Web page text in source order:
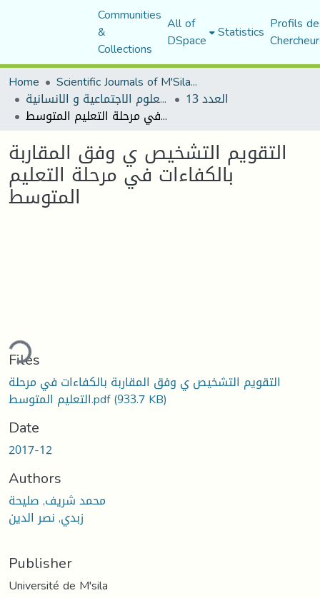
Communities
&
Collections
All of
DSpace Statistics Profils
Home
Scientific Journals of M'Sila University
مجلة العلوم الاجتماعية و الانسانية العدد 13
التقويم التشخيص ي وفق المقاربة بالكفاءات في مرحلة التعليم المتوسط
التقويم التشخيص ي وفق المقاربة
بالكفاءات في مرحلة التعليم
المتوسط
Files
التقويم التشخيص ي وفق المقاربة بالكفاءات في مرحلة
التعليم المتوسط.pdf(933.7 KB)
Date
2017-12
Authors
محمد شريف, صليحة
زبدي, نصر الدين
Publisher
Université de M'sila